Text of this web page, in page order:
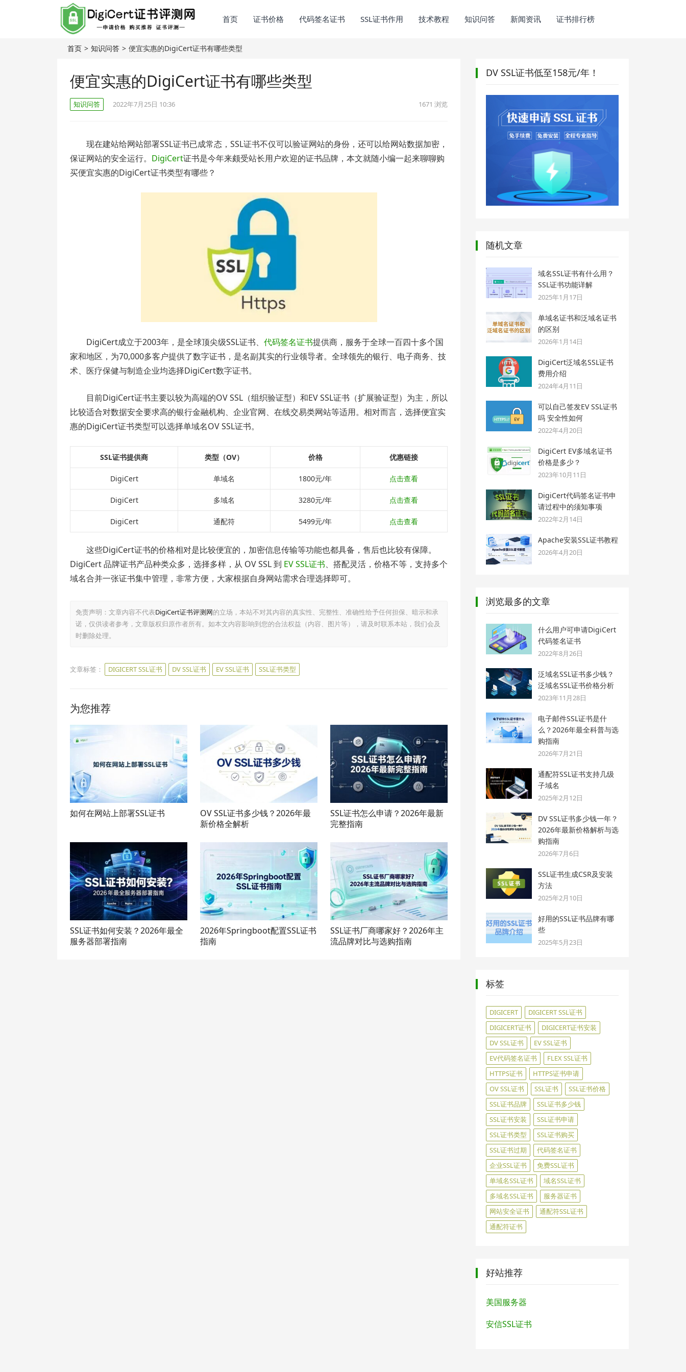
首页 证书价格 代码签名证书 SSL证书作用 技术教程 知识问答 新闻资讯 证书排行榜
首页 > 知识问答 > 便宜实惠的DigiCert证书有哪些类型
便宜实惠的DigiCert证书有哪些类型
知识问答 2022年7月25日 10:36 1671 浏览
现在建站给网站部署SSL证书已成常态，SSL证书不仅可以验证网站的身份，还可以给网站数据加密，
保证网站的安全运行。 DigiCert证书是今年来颇受站长用户欢迎的证书品牌，本文就随小编一起来聊聊购
买便宜实惠的DigiCert证书类型有哪些？
DigiCert成立于2003年，是全球顶尖级SSL证书、 代码签名证书提供商，服务于全球一百四十多个国
家和地区，为70,000多客户提供了数字证书，是名副其实的行业领导者。全球领先的银行、电子商务、技
术、医疗保健与制造企业均选择DigiCert数字证书。
目前DigiCert证书主要以较为高端的OV SSL（组织验证型）和EV SSL证书（扩展验证型）为主，所以
比较适合对数据安全要求高的银行金融机构、企业官网、在线交易类网站等适用。相对而言，选择便宜实
惠的DigiCert证书类型可以选择单域名OV SSL证书。
SSL证书提供商 类型（OV） 价格 优惠链接
DigiCert 单域名 1800元/年 点击查看
DigiCert 多域名 3280元/年 点击查看
DigiCert 通配符 5499元/年 点击查看
这些DigiCert证书的价格相对是比较便宜的，加密信息传输等功能也都具备，售后也比较有保障。
DigiCert 品牌证书产品种类众多，选择多样，从 OV SSL 到 EV SSL证书、搭配灵活，价格不等，支持多个
域名合并一张证书集中管理，非常方便，大家根据自身网站需求合理选择即可。
免责声明：文章内容不代表DigiCert证书评测网的立场，本站不对其内容的真实性、完整性、准确性给予任何担保、暗示和承
诺，仅供读者参考，文章版权归原作者所有。如本文内容影响到您的合法权益（内容、图片等），请及时联系本站，我们会及
时删除处理。
文章标签： DIGICERT SSL证书 DV SSL证书 EV SSL证书 SSL证书类型
为您推荐
如何在网站上部署SSL证书
OV SSL证书多少钱？2026年最
新价格全解析
SSL证书怎么申请？2026年最新
完整指南
SSL证书如何安装？2026年最全
服务器部署指南
2026年Springboot配置SSL证书
指南
SSL证书厂商哪家好？2026年主
流品牌对比与选购指南
DV SSL证书低至158元/年！
随机文章
域名SSL证书有什么用？
SSL证书功能详解
2025年1月17日
单域名证书和泛域名证书
的区别
2026年1月14日
DigiCert泛域名SSL证书
费用介绍
2024年4月11日
可以自己签发EV SSL证书
吗 安全性如何
2022年4月20日
DigiCert EV多域名证书
价格是多少？
2023年10月11日
DigiCert代码签名证书申
请过程中的须知事项
2022年2月14日
Apache安装SSL证书教程
2026年4月20日
浏览最多的文章
什么用户可申请DigiCert
代码签名证书
2022年8月26日
泛域名SSL证书多少钱？
泛域名SSL证书价格分析
2023年11月28日
电子邮件SSL证书是什
么？2026年最全科普与选
购指南
2026年7月21日
通配符SSL证书支持几级
子域名
2025年2月12日
DV SSL证书多少钱一年？
2026年最新价格解析与选
购指南
2026年7月6日
SSL证书生成CSR及安装
方法
2025年2月10日
好用的SSL证书品牌有哪
些
2025年5月23日
标签
DIGICERT
DIGICERT SSL证书
DIGICERT证书
DIGICERT证书安装
DV SSL证书
EV SSL证书
EV代码签名证书
FLEX SSL证书
HTTPS证书
HTTPS证书申请
OV SSL证书
SSL证书
SSL证书价格
SSL证书品牌
SSL证书多少钱
SSL证书安装
SSL证书申请
SSL证书类型
SSL证书购买
SSL证书过期
代码签名证书
企业SSL证书
免费SSL证书
单域名SSL证书
域名SSL证书
多域名SSL证书
服务器证书
网站安全证书
通配符SSL证书
通配符证书
好站推荐
美国服务器
安信SSL证书